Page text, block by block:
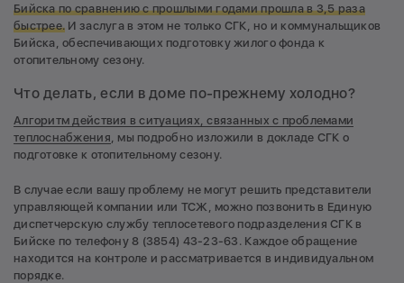
Бийска по сравнению с прошлыми годами прошла в 3,5 раза
быстрее. И заслуга в этом не только СГК, но и коммунальщиков
Бийска, обеспечивающих подготовку жилого фонда к
отопительному сезону.
Что делать, если в доме по-прежнему холодно?
Алгоритм действия в ситуациях, связанных с проблемами
теплоснабжения, мы подробно изложили в докладе СГК о
подготовке к отопительному сезону.
В случае если вашу проблему не могут решить представители
управляющей компании или ТСЖ, можно позвонить в Единую
диспетчерскую службу теплосетевого подразделения СГК в
Бийске по телефону 8 (3854) 43-23-63. Каждое обращение
находится на контроле и рассматривается в индивидуальном
порядке.